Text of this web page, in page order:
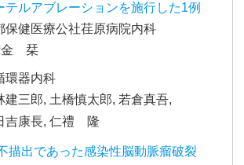
テルアブレーションを施行した1例
保健医療公社荏原病院内科
金 栞
器内科
建三郎, 土橋慎太郎, 若倉真吾,
吉康長, 仁禮 隆
描出であった感染性脳動脈瘤破裂